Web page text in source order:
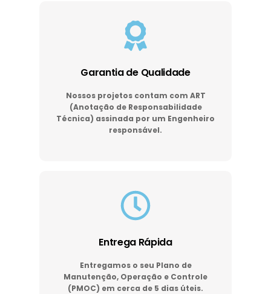
Garantia de Qualidade
Nossos projetos contam com ART
(Anotação de Responsabilidade
Técnica) assinada por um Engenheiro
responsável.
Entrega Rápida
Entregamos o seu Plano de
Manutenção, Operação e Controle
(PMOC) em cerca de 5 dias úteis.